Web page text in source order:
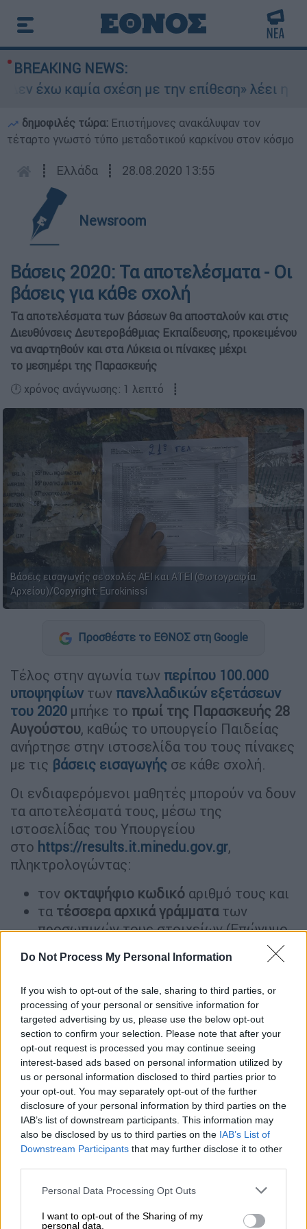
Do Not Process My Personal Information
If you wish to opt-out of the sale, sharing to third parties, or
processing of your personal or sensitive information for
targeted advertising by us, please use the below opt-out
section to confirm your selection. Please note that after your
opt-out request is processed you may continue seeing
interest-based ads based on personal information utilized by
us or personal information disclosed to third parties prior to
your opt-out. You may separately opt-out of the further
disclosure of your personal information by third parties on the
IAB’s list of downstream participants. This information may
also be disclosed by us to third parties on the IAB’s List of
Downstream Participants that may further disclose it to other
Please note that this website/app uses one or more Google
not limited to your visit or usage behaviour. You may click to
Personal Data Processing Opt Outs
I want to opt-out of the Sharing of my
personal data.
BREAKING NEWS:
έχω καμία σχέση με την επίθεση» λέει η
δημοφιλές τώρα: Επιστήμονες ανακάλυψαν τον
τέταρτο γνωστό τύπο μεταδοτικού καρκίνου στον κόσμο
┋ Ελλάδα ┋ 28.08.2020 13:55
Newsroom
Βάσεις 2020: Τα αποτελέσματα - Οι
βάσεις για κάθε σχολή
Τα αποτελέσματα των βάσεων θα αποσταλούν και στις
Διευθύνσεις Δευτεροβάθμιας Εκπαίδευσης, προκειμένου
να αναρτηθούν και στα Λύκεια οι πίνακες μέχρι
το μεσημέρι της Παρασκευής
🕛 χρόνος ανάγνωσης: 1 λεπτό ┋
Βάσεις εισαγωγής σε σχολές ΑΕΙ και ΑΤΕΙ (Φωτογραφία
Αρχείου)/Copyright: Eurokinissi
Προσθέστε το ΕΘΝΟΣ στη Google
Τέλος στην αγωνία των περίπου 100.000
υποψηφίωντων πανελλαδικών εξετάσεων
του 2020 μπήκε το πρωί της Παρασκευής 28
Αυγούστου, καθώς το υπουργείο Παιδείας
ανήρτησε στην ιστοσελίδα του τους πίνακες
με τις βάσεις εισαγωγής σε κάθε σχολή.
Οι ενδιαφερόμενοι μαθητές μπορούν να δουν
τα αποτελέσματά τους, μέσω της
ιστοσελίδας του Υπουργείου
στο https://results.it.minedu.gov.gr,
πληκτρολογώντας:
τον οκταψήφιο κωδικό αριθμό τους και
τα τέσσερα αρχικά γράμματατων
προσωπικών τους στοιχείων (Επώνυμο
– Όνομα – Πατρώνυμο – Μητρώνυμο).
Διευθύνσεις Δευτεροβάθμιας Εκπαίδευσης,
προκειμένου να αναρτηθούν και στα Λύκεια
οι πίνακες μέχρι το μεσημέρι της
Παρασκευής. Οι καταστάσεις που θα
αναρτηθούν στα Λύκεια θα περιέχουνμόνο
τον κωδικό κάθε υποψηφίου καιτα στοιχεία
της επιτυχίαςτου και όχι τα ονομαστικά
στοιχεία του.